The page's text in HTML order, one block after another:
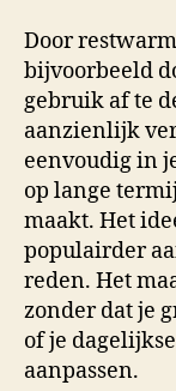
Door
bijvoorbeeld
gebruik af te
aanzienlijk
eenvoudig in
op lange
maakt. Het
populairder
reden. Het
zonder dat je
of je
aanpassen.